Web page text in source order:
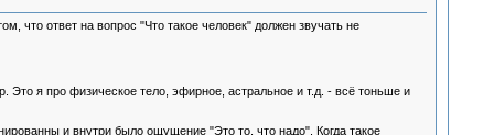
что ответ на вопрос "Что такое человек" должен звучать не
Это я про физическое тело, эфирное, астральное и т.д. - всё тоньше и
и внутри было ощущение "Это то, что надо". Когда такое